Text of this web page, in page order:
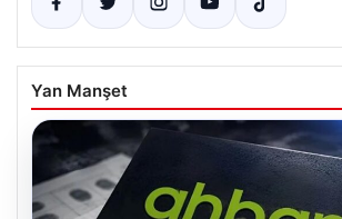
Yan Manşet